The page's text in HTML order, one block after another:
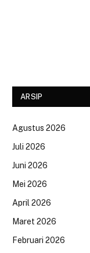
ARSIP
Agustus 2026
Juli 2026
Juni 2026
Mei 2026
April 2026
Maret 2026
Februari 2026